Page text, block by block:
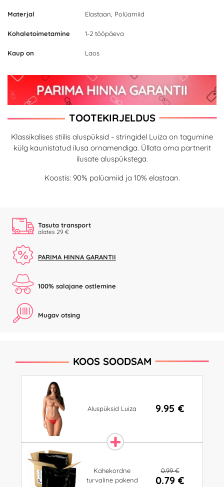
Materjal Elastaan, Polüamiid
Kohaletoimetamine 1-2 tööpäeva
Kaup on Laos
TOOTEKIRJELDUS
Klassikalises stiilis aluspüksid - stringidel Luiza on tagumine
külg kaunistatud ilusa ornamendiga. Üllata oma partnerit
ilusate aluspükstega.
Koostis: 90% polüamiid ja 10% elastaan.
Tasuta transport
alates 29 €
PARIMA HINNA GARANTII
100% salajane ostlemine
Mugav otsing
KOOS SOODSAM
Aluspüksid Luiza 9.95 €
Kahekordne
turvaline pakend
0.99 €
0.79 €